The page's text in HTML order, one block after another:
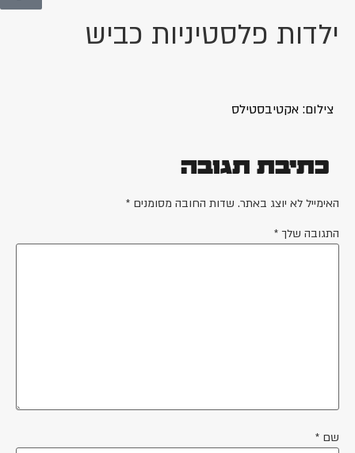
ילדות פלסטיניות כביש
צילום: אקטיבסטילס
כתיבת תגובה
האימייל לא יוצג באתר. שדות החובה מסומנים *
התגובה שלך *
שם *